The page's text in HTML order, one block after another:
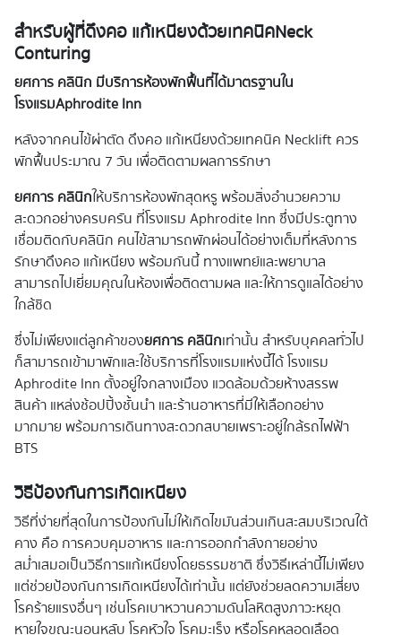
สำหรับผู้ที่ดึงคอ แก้เหนียงด้วยเทคนิคNeck
Conturing
ยศการ คลินิก มีบริการห้องพักฟื้นที่ได้มาตรฐานใน
โรงแรมAphrodite Inn
หลังจากคนไข้ผ่าตัด ดึงคอ แก้เหนียงด้วยเทคนิค Necklift ควร
พักฟื้นประมาณ 7 วัน เพื่อติดตามผลการรักษา
ยศการ คลินิกให้บริการห้องพักสุดหรู พร้อมสิ่งอำนวยความ
สะดวกอย่างครบครัน ที่โรงแรม Aphrodite Inn ซึ่งมีประตูทาง
เชื่อมติดกับคลินิก คนไข้สามารถพักผ่อนได้อย่างเต็มที่หลังการ
รักษาดึงคอ แก้เหนียง พร้อมกันนี้ ทางแพทย์และพยาบาล
สามารถไปเยี่ยมคุณในห้องเพื่อติดตามผล และให้การดูแลได้อย่าง
ใกล้ชิด
ซึ่งไม่เพียงแต่ลูกค้าของยศการ คลินิกเท่านั้น สำหรับบุคคลทั่วไป
ก็สามารถเข้ามาพักและใช้บริการที่โรงแรมแห่งนี้ได้ โรงแรม
Aphrodite Inn ตั้งอยู่ใจกลางเมือง แวดล้อมด้วยห้างสรรพ
สินค้า แหล่งช้อปปิ้งชั้นนำ และร้านอาหารที่มีให้เลือกอย่าง
มากมาย พร้อมการเดินทางสะดวกสบายเพราะอยู่ใกล้รถไฟฟ้า
BTS
วิธีป้องกันการเกิดเหนียง
วิธีที่ง่ายที่สุดในการป้องกันไม่ให้เกิดไขมันส่วนเกินสะสมบริเวณใต้
คาง คือ การควบคุมอาหาร และการออกกำลังกายอย่าง
สม่ำเสมอ เป็นวิธีการแก้เหนียงโดยธรรมชาติ ซึ่งวิธีเหล่านี้ไม่เพียง
แต่ช่วยป้องกันการเกิดเหนียงได้เท่านั้น แต่ยังช่วยลดความเสี่ยง
โรคร้ายแรงอื่นๆ เช่น โรคเบาหวาน ความดันโลหิตสูง ภาวะหยุด
หายใจขณะนอนหลับ โรคหัวใจ โรคมะเร็ง หรือโรคหลอดเลือด